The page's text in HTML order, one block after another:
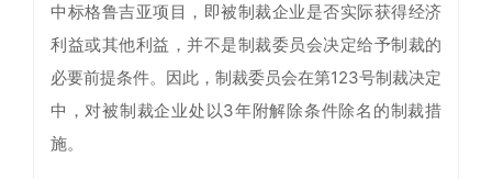
中标格鲁吉亚项目，即被制裁企业是否实际获得经济
利益或其他利益，并不是制裁委员会决定给予制裁的
必要前提条件。因此，制裁委员会在第123号制裁决定
中，对被制裁企业处以3年附解除条件除名的制裁措
施。